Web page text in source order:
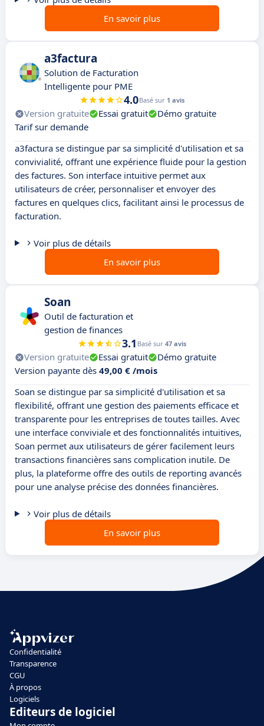
En savoir plus
a3factura
Solution de Facturation
Intelligente pour PME
4.0Basé sur 1 avis
Version gratuite Essai gratuit
Démo gratuite
Tarif sur demande
a3factura se distingue par sa simplicité d'utilisation et sa
convivialité, offrant une expérience fluide pour la gestion
des factures. Son interface intuitive permet aux
utilisateurs de créer, personnaliser et envoyer des
factures en quelques clics, facilitant ainsi le processus de
facturation.
Voir plus de détails
En savoir plus
Soan
Outil de facturation et
gestion de finances
3.1 Basé sur 47 avis
Version gratuite Essai gratuit
Démo gratuite
Version payante dès 49,00 € /mois
Soan se distingue par sa simplicité d'utilisation et sa
flexibilité, offrant une gestion des paiements efficace et
transparente pour les entreprises de toutes tailles. Avec
une interface conviviale et des fonctionnalités intuitives,
Soan permet aux utilisateurs de gérer facilement leurs
transactions financières sans complication inutile. De
plus, la plateforme offre des outils de reporting avancés
pour une analyse précise des données financières.
Voir plus de détails
En savoir plus
Confidentialité
Transparence
CGU
À propos
Logiciels
Editeurs de logiciel